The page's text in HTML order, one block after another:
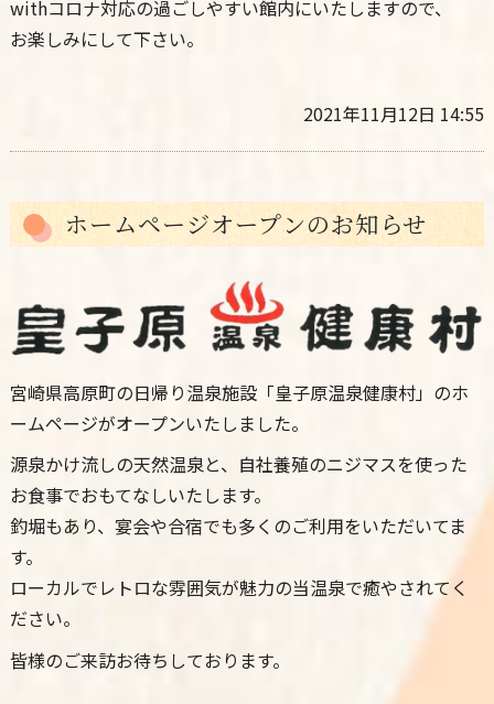
withコロナ対応の過ごしやすい館内にいたしますので、
お楽しみにして下さい。
2021年11月12日 14:55
ホームページオープンのお知らせ
宮崎県高原町の日帰り温泉施設「皇子原温泉健康村」のホ
ームページがオープンいたしました。
源泉かけ流しの天然温泉と、自社養殖のニジマスを使った
お食事でおもてなしいたします。
釣堀もあり、宴会や合宿でも多くのご利用をいただいてま
す。
ローカルでレトロな雰囲気が魅力の当温泉で癒やされてく
ださい。
皆様のご来訪お待ちしております。